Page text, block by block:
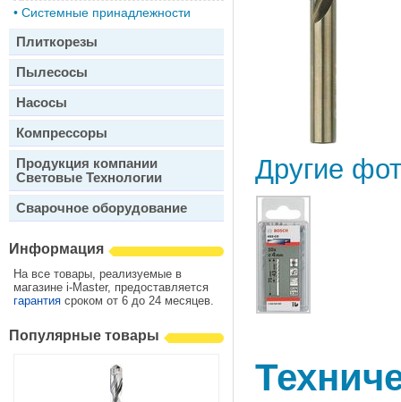
• Системные принадлежности
Плиткорезы
Пылесосы
Насосы
Компрессоры
Продукция компании
Световые Технологии
Сварочное оборудование
Информация
На все товары, реализуемые в
магазине i-Master, предоставляется
гарантия сроком от 6 до 24 месяцев.
Популярные товары
Другие